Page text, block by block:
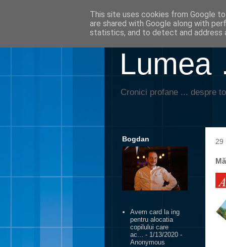
Lumea
Cronici profane ... despre
29
Bogdan
Avem card la ing
pentru alocatia
copilului care
ac... - 1/13/2020 -
Anonymous
This site uses cookies from Google
are shared with Google along with
statistics, and to detect and address